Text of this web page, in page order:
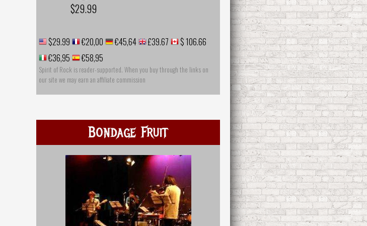
$29.99
$29.99 €20,00 €45,64 £39.67
$ 106.66
€36,95
€58,95
Spirit of Rock is reader-supported. When you buy through the links on
our site we may earn an affiliate commission
Bondage Fruit